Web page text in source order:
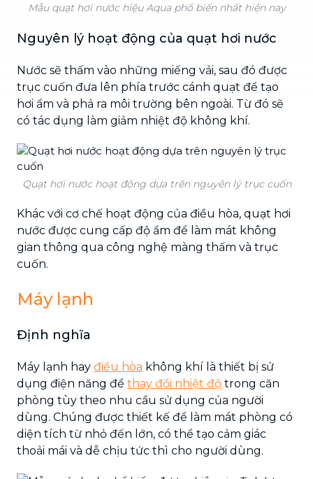
Mẫu quạt hơi nước hiệu Aqua phổ biến nhất hiện nay
Nguyên lý hoạt động của quạt hơi nước
Nước sẽ thấm vào những miếng vải, sau đó được
trục cuốn đưa lên phía trước cánh quạt để tạo
hơi ẩm và phả ra môi trường bên ngoài. Từ đó sẽ
có tác dụng làm giảm nhiệt độ không khí.
Quạt hơi nước hoạt động dựa trên nguyên lý trục cuốn
Khác với cơ chế hoạt động của điều hòa, quạt hơi
nước được cung cấp độ ẩm để làm mát không
gian thông qua công nghệ màng thấm và trục
cuốn.
Máy lạnh
Định nghĩa
Máy lạnh hay điều hòa không khí là thiết bị sử
dụng điện năng để thay đổi nhiệt độ trong căn
phòng tùy theo nhu cầu sử dụng của người
dùng. Chúng được thiết kế để làm mát phòng có
diện tích từ nhỏ đến lớn, có thể tạo cảm giác
thoải mái và dễ chịu tức thì cho người dùng.